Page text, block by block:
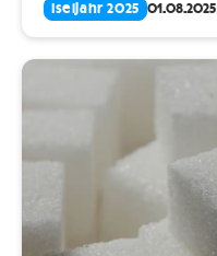
Iseljahr 2025 01.08.2025